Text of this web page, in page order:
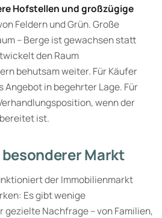
Hofstellen und großzügige
Feldern und Grün. Große
– Berge ist gewachsen statt
den Raum
behutsam weiter. Für Käufer
in begehrter Lage. Für
wenn der
ist.
Markt
der Immobilienmarkt
Es gibt wenige
Nachfrage – von Familien,